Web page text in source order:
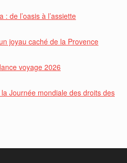
: de l’oasis à l’assiette
joyau caché de la Provence
voyage 2026
la Journée mondiale des droits des